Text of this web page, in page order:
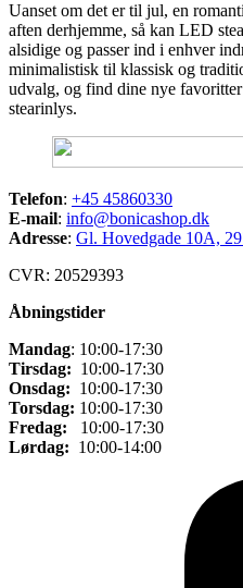
Uanset om det er til jul, en
aften derhjemme, så kan LED
alsidige og passer ind i enhver
minimalistisk til klassisk og
udvalg, og find dine nye
stearinlys.
Telefon: +45 45860330
E-mail: info@bonicashop.dk
Adresse: Gl. Hovedgade 10A,
CVR: 20529393
Åbningstider
Mandag: 10:00-17:30
Tirsdag: 10:00-17:30
Onsdag: 10:00-17:30
Torsdag: 10:00-17:30
Fredag: 10:00-17:30
Lørdag: 10:00-14:00